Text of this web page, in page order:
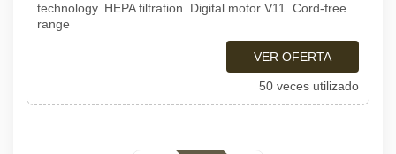
technology. HEPA filtration. Digital motor V11. Cord-free
range
VER OFERTA
50 veces utilizado